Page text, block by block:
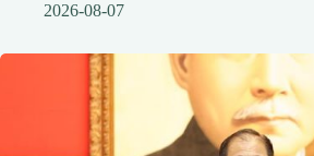
2026-08-07